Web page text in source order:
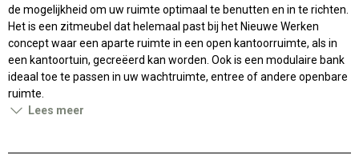
de mogelijkheid om uw ruimte optimaal te benutten en in te richten.
Het is een zitmeubel dat helemaal past bij het Nieuwe Werken
concept waar een aparte ruimte in een open kantoorruimte, als in
een kantoortuin, gecreëerd kan worden. Ook is een modulaire bank
ideaal toe te passen in uw wachtruimte, entree of andere openbare
ruimte.
Lees meer